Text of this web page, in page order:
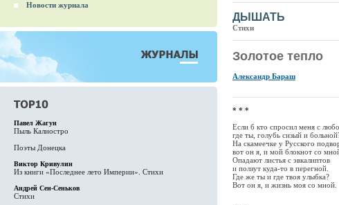
Новости журнала
Павел Жагун
Пыль Калиостро
Поэты Донецка
Виктор Кривулин
Из книги «Последнее лето Империи». Стихи
Андрей Сен-Сеньков
Стихи
ДЫШАТЬ
Стихи
Золотое тепло
Александр Бараш
* * *
Если б кто спросил меня с
где ты, голубь сизый и
На скамеечке у Русского
вот он я, и мой блокнот со
Опадают листья с эвкалиптов
и ползут куда-то в перегной.
Где же ты и где твоя улыбка?
Вот он я, и жизнь моя со мной.